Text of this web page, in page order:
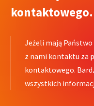
kontaktowego.
Jeżeli mają
z nami kontaktu za
kontaktowego.
wszystkich